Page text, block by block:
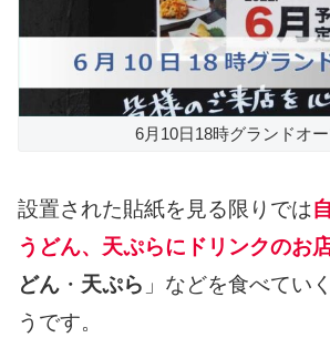
6月10日18時グランドオ
設置された貼紙を見る限りでは
うどん、天ぷらにドリンクのお
どん ・ 天ぷら 」などを食べてい
うです。